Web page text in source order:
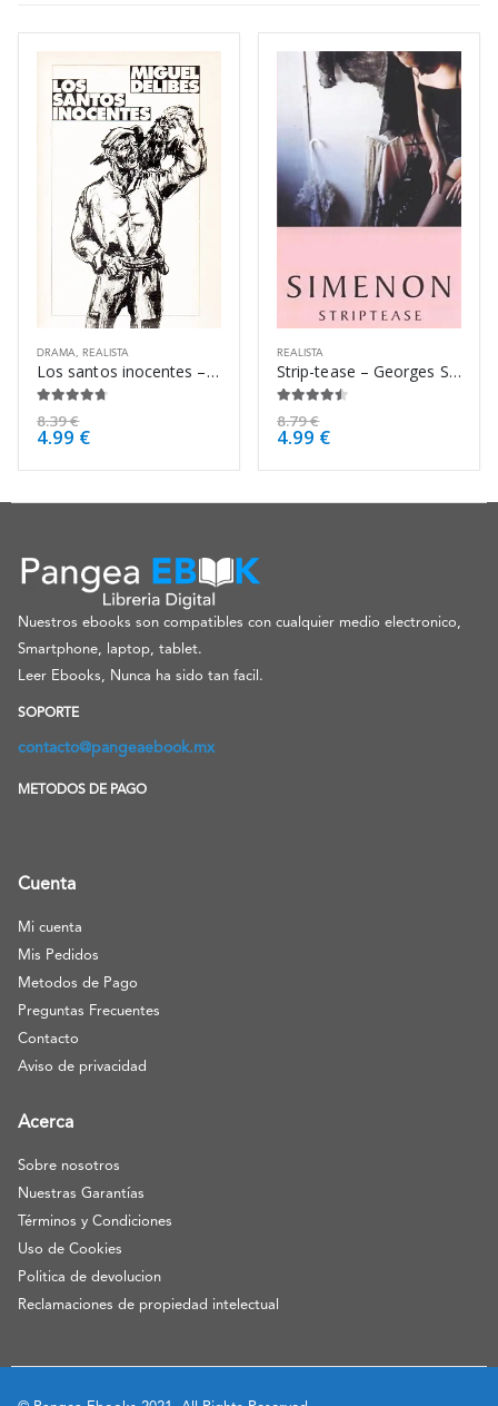
DRAMA REALISTA
Los santos inocentes – Miguel Delibes
8.39€
4.99 €
REALISTA
Strip-tease – Georges Simenon
8.79€
4.99 €
Nuestros ebooks son compatibles con cualquier medio electronico,
Smartphone, laptop, tablet.
Leer Ebooks, Nunca ha sido tan facil.
SOPORTE
contacto@pangeaebook.mx
METODOS DE PAGO
Cuenta
Mi cuenta
Mis Pedidos
Metodos de Pago
Preguntas Frecuentes
Contacto
Aviso de privacidad
Acerca
Sobre nosotros
Nuestras Garantías
Términos y Condiciones
Uso de Cookies
Politica de devolucion
Reclamaciones de propiedad intelectual